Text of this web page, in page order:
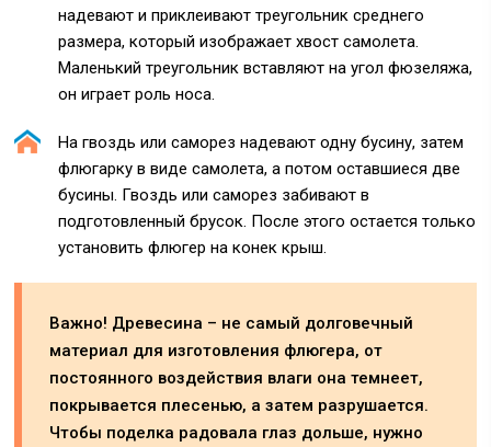
надевают и приклеивают треугольник среднего
размера, который изображает хвост самолета.
Маленький треугольник вставляют на угол фюзеляжа,
он играет роль носа.
На гвоздь или саморез надевают одну бусину, затем
флюгарку в виде самолета, а потом оставшиеся две
бусины. Гвоздь или саморез забивают в
подготовленный брусок. После этого остается только
установить флюгер на конек крыш.
Важно! Древесина – не самый долговечный
материал для изготовления флюгера, от
постоянного воздействия влаги она темнеет,
покрывается плесенью, а затем разрушается.
Чтобы поделка радовала глаз дольше, нужно